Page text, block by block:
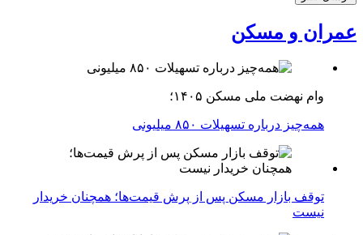
عمران و مسکن
وام نهضت ملی مسکن ۱۴۰۵؛
همه‌چیز درباره تسهیلات ۸۵۰ میلیونی
توقف بازار مسکن پس از پرش قیمت‌ها؛ همچنان خریدار
نیست